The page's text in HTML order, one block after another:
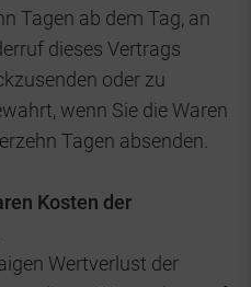
Tagen ab dem Tag, an
dieses Vertrags
oder zu
wenn Sie die Waren
Tagen absenden.
Kosten der
Wertverlust der